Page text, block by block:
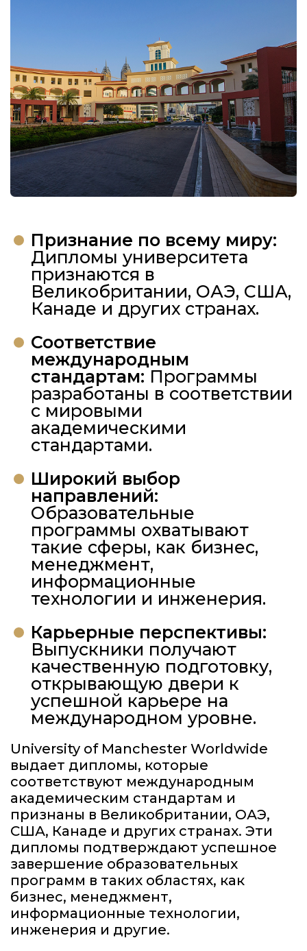
Признание по всему миру:
Дипломы университета
признаются в
Великобритании, ОАЭ, США,
Канаде и других странах.
Соответствие
международным
стандартам: Программы
разработаны в соответствии
с мировыми
академическими
стандартами.
Широкий выбор
направлений:
Образовательные
программы охватывают
такие сферы, как бизнес,
менеджмент,
информационные
технологии и инженерия.
Карьерные перспективы:
Выпускники получают
качественную подготовку,
открывающую двери к
успешной карьере на
международном уровне.
University of Manchester Worldwide
выдает дипломы, которые
соответствуют международным
академическим стандартам и
признаны в Великобритании, ОАЭ,
США, Канаде и других странах. Эти
дипломы подтверждают успешное
завершение образовательных
программ в таких областях, как
бизнес, менеджмент,
информационные технологии,
инженерия и другие.